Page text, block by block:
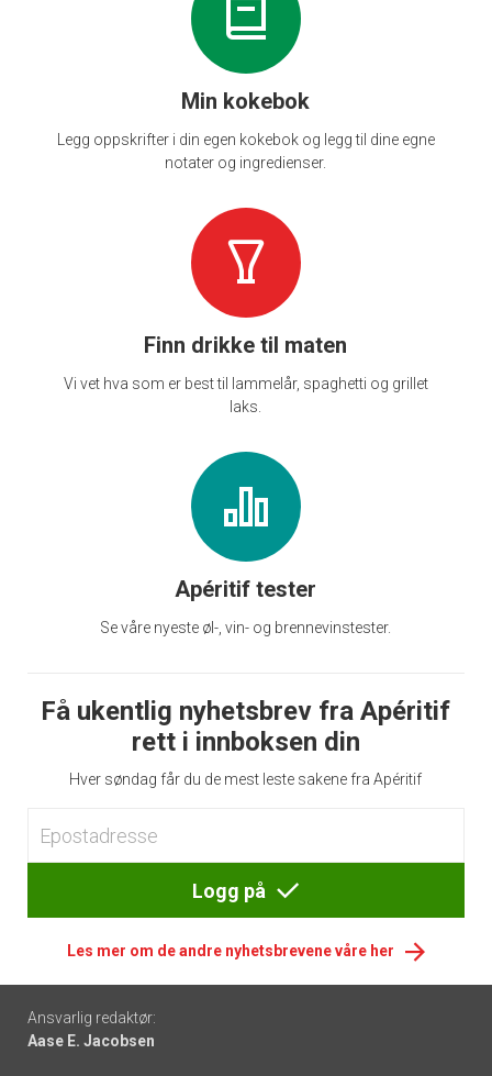
Min kokebok
Legg oppskrifter i din egen kokebok og legg til dine egne
notater og ingredienser.
Finn drikke til maten
Vi vet hva som er best til lammelår, spaghetti og grillet
laks.
Apéritif tester
Se våre nyeste øl-, vin- og brennevinstester.
Få ukentlig nyhetsbrev fra Apéritif
rett i innboksen din
Hver søndag får du de mest leste sakene fra Apéritif
Logg på
Les mer om de andre nyhetsbrevene våre her
Footer
-
Ansvarlig redaktør:
Aase E. Jacobsen